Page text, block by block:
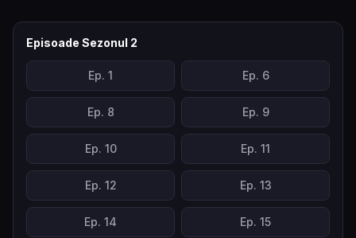
Episoade Sezonul 2
Ep. 1 Ep. 6
Ep. 8 Ep. 9
Ep. 10 Ep. 11
Ep. 12 Ep. 13
Ep. 14 Ep. 15